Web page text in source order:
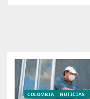
COLOMBIA NOTICIAS